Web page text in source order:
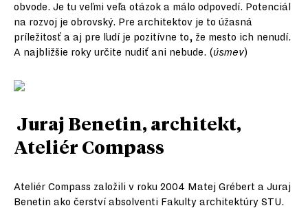
obvode. Je tu veľmi veľa otázok a málo odpovedí. Potenciál
na rozvoj je obrovský. Pre architektov je to úžasná
príležitosť a aj pre ľudí je pozitívne to, že mesto ich nenudí.
A najbližšie roky určite nudiť ani nebude. (úsmev)
Juraj Benetin, architekt,
Ateliér Compass
Ateliér Compass založili v roku 2004 Matej Grébert a Juraj
Benetin ako čerství absolventi Fakulty architektúry STU.